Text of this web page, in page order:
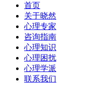
首页
关于晓然
心理专家
咨询指南
心理知识
心理困扰
心理学派
联系我们